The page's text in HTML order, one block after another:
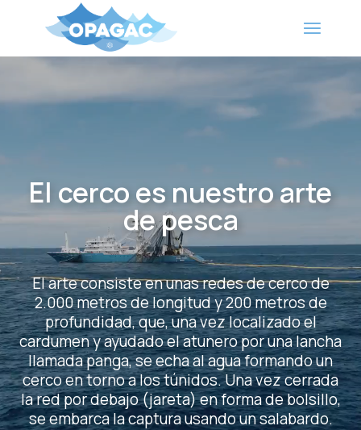
El cerco es nuestro arte
de pesca
El arte consiste en unas redes de cerco de
2.000 metros de longitud y 200 metros de
profundidad, que, una vez localizado el
cardumen y ayudado el atunero por una lancha
llamada panga, se echa al agua formando un
cerco en torno a los túnidos. Una vez cerrada
la red por debajo (jareta) en forma de bolsillo,
se embarca la captura usando un salabardo.​